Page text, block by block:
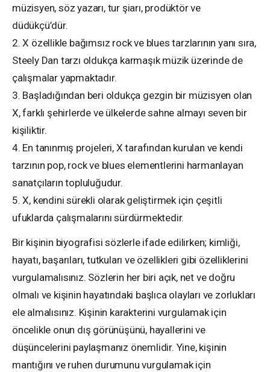
müzisyen, söz yazarı, tur şiarı, prodüktör ve
düdükçü’dür.
2. X özellikle bağımsız rock ve blues tarzlarının yanı sıra,
Steely Dan tarzı oldukça karmaşık müzik üzerinde de
çalışmalar yapmaktadır.
3. Başladığından beri oldukça gezgin bir müzisyen olan
X, farklı şehirlerde ve ülkelerde sahne almayı seven bir
kişiliktir.
4. En tanınmış projeleri, X tarafından kurulan ve kendi
tarzının pop, rock ve blues elementlerini harmanlayan
sanatçıların topluluğudur.
5. X, kendini sürekli olarak geliştirmek için çeşitli
ufuklarda çalışmalarını sürdürmektedir.
Bir kişinin biyografisi sözlerle ifade edilirken; kimliği,
hayatı, başarıları, tutkuları ve özellikleri gibi özelliklerini
vurgulamalısınız. Sözlerin her biri açık, net ve doğru
olmalı ve kişinin hayatındaki başlıca olayları ve zorlukları
ele almalısınız. Kişinin karakterini vurgulamak için
öncelikle onun dış görünüşünü, hayallerini ve
düşüncelerini paylaşmanız önemlidir. Yine, kişinin
mantığını ve ruhen durumunu vurgulamak için